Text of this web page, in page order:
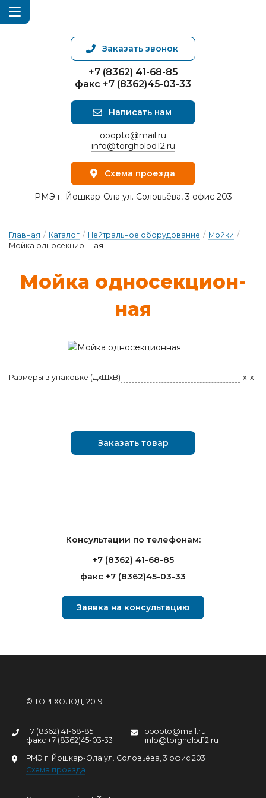
Заказать звонок
+7 (8362) 41-68-85
факс +7 (8362)45-03-33
Написать нам
ooopto@mail.ru
info@torgholod12.ru
Схема проезда
РМЭ г. Йошкар-Ола ул. Соловьёва, 3 офис 203
Главная / Каталог / Нейтральное оборудование / Мойки /
Мойка односекционная
Мой­ка од­но­сек­ци­он­
ная
Размеры в упаковке (ДхШхВ) -x-x-
Заказать товар
Консультации по телефонам:
+7 (8362) 41-68-85
факс +7 (8362)45-03-33
Заявка на консультацию
© ТОРГХОЛОД, 2019
+7 (8362) 41-68-85
факс +7 (8362)45-03-33
ooopto@mail.ru
info@torgholod12.ru
РМЭ г. Йошкар-Ола ул. Соловьёва, 3 офис 203
Схема проезда